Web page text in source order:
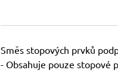
Směs stopových prvků
- Obsahuje pouze stopové